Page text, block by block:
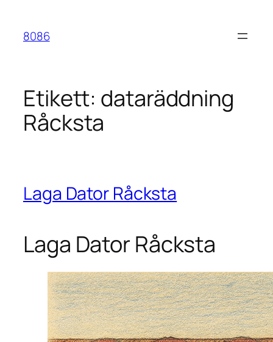
innehåll
8086
Etikett: dataräddning
Råcksta
Laga Dator Råcksta
Laga Dator Råcksta